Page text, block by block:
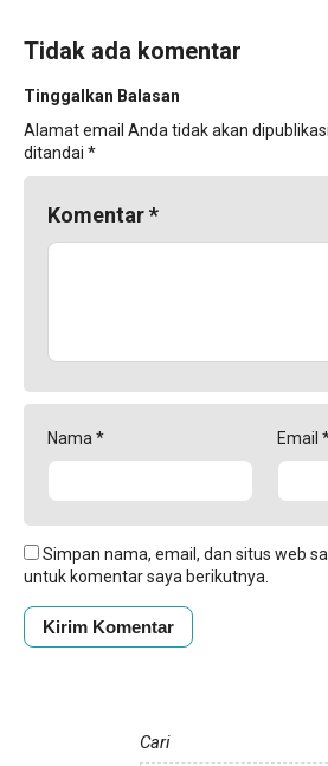
Tidak ada komentar
Tinggalkan Balasan
Alamat email Anda tidak akan
ditandai *
Komentar*
Nama * Email
Simpan nama, email, dan situs web
untuk komentar saya berikutnya.
Cari